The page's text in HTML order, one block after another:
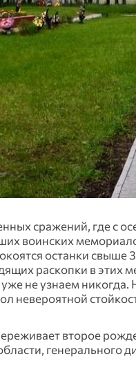
сражений, где с
воинских
останки свыше
раскопки в этих
не узнаем никогда.
невероятной
второе